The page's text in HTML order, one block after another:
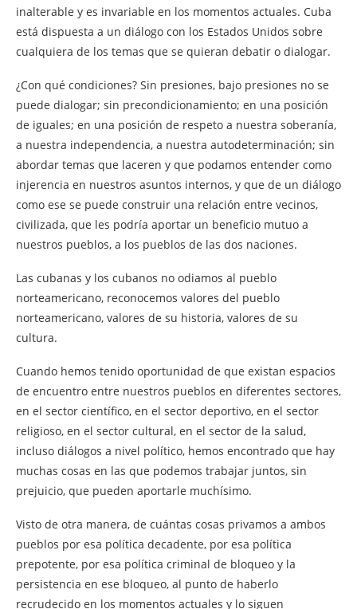
inalterable y es invariable en los momentos actuales. Cuba
está dispuesta a un diálogo con los Estados Unidos sobre
cualquiera de los temas que se quieran debatir o dialogar.
¿Con qué condiciones? Sin presiones, bajo presiones no se
puede dialogar; sin precondicionamiento; en una posición
de iguales; en una posición de respeto a nuestra soberanía,
a nuestra independencia, a nuestra autodeterminación; sin
abordar temas que laceren y que podamos entender como
injerencia en nuestros asuntos internos, y que de un diálogo
como ese se puede construir una relación entre vecinos,
civilizada, que les podría aportar un beneficio mutuo a
nuestros pueblos, a los pueblos de las dos naciones.
Las cubanas y los cubanos no odiamos al pueblo
norteamericano, reconocemos valores del pueblo
norteamericano, valores de su historia, valores de su
cultura.
Cuando hemos tenido oportunidad de que existan espacios
de encuentro entre nuestros pueblos en diferentes sectores,
en el sector científico, en el sector deportivo, en el sector
religioso, en el sector cultural, en el sector de la salud,
incluso diálogos a nivel político, hemos encontrado que hay
muchas cosas en las que podemos trabajar juntos, sin
prejuicio, que pueden aportarle muchísimo.
Visto de otra manera, de cuántas cosas privamos a ambos
pueblos por esa política decadente, por esa política
prepotente, por esa política criminal de bloqueo y la
persistencia en ese bloqueo, al punto de haberlo
recrudecido en los momentos actuales y lo siguen